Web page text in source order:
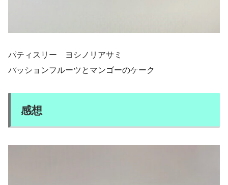
パティスリー ヨシノリアサミ
パッションフルーツとマンゴーのケーク
感想